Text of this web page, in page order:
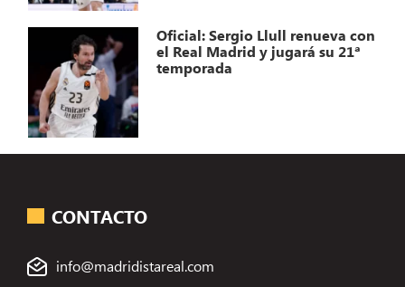
Oficial: Sergio Llull renueva con
el Real Madrid y jugará su 21ª
temporada
CONTACTO
info@madridistareal.com